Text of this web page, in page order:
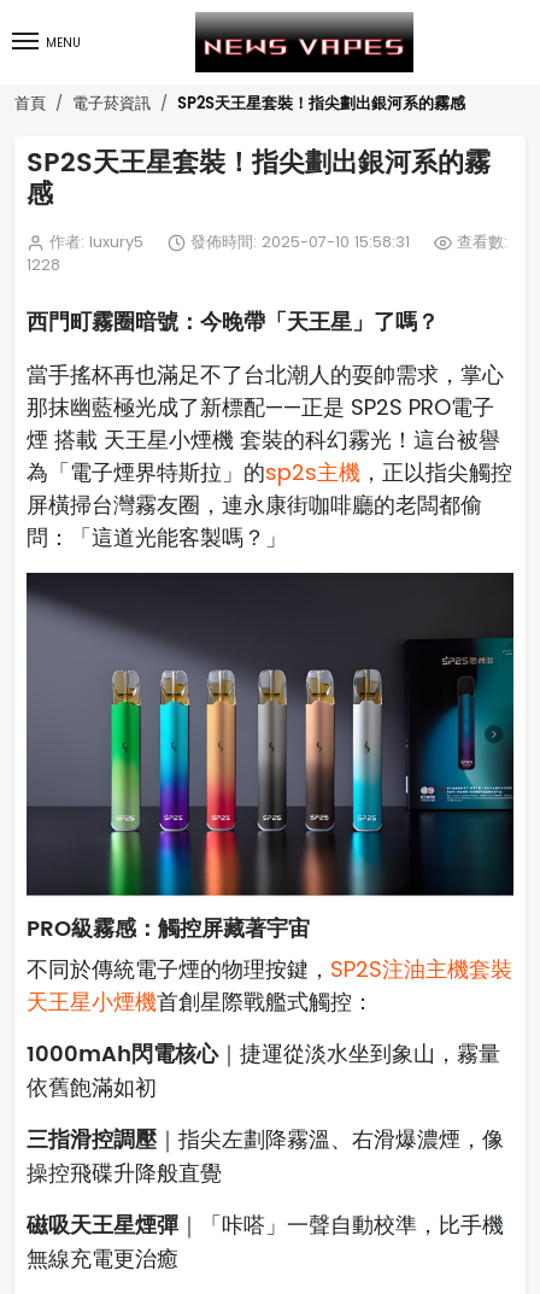
MENU
首頁 電子菸資訊 SP2S天王星套裝！指尖劃出銀河系的霧感
SP2S天王星套裝！指尖劃出銀河系的霧
感
作者: luxury5 發佈時間: 2025-07-10 15:58:31
查看數:
1228
西門町霧圈暗號：今晚帶「天王星」了嗎？
當手搖杯再也滿足不了台北潮人的耍帥需求，掌心
那抹幽藍極光成了新標配——正是 SP2S PRO電子
煙 搭載 天王星小煙機 套裝的科幻霧光！這台被譽
為「電子煙界特斯拉」的sp2s主機 ，正以指尖觸控
屏橫掃台灣霧友圈，連永康街咖啡廳的老闆都偷
問：「這道光能客製嗎？」
PRO級霧感：觸控屏藏著宇宙
不同於傳統電子煙的物理按鍵， SP2S注油主機套裝
天王星小煙機首創星際戰艦式觸控：
1000mAh閃電核心｜捷運從淡水坐到象山，霧量
依舊飽滿如初
三指滑控調壓 ｜指尖左劃降霧溫、右滑爆濃煙，像
操控飛碟升降般直覺
磁吸天王星煙彈 ｜「咔嗒」一聲自動校準，比手機
無線充電更治癒